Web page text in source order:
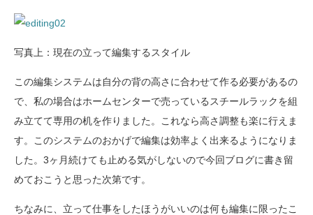
写真上：現在の立って編集するスタイル
この編集システムは自分の背の高さに合わせて作る必要があるの
で、私の場合はホームセンターで売っているスチールラックを組
み立てて専用の机を作りました。これなら高さ調整も楽に行えま
す。このシステムのおかげで編集は効率よく出来るようになりま
した。3ヶ月続けても止める気がしないので今回ブログに書き留
めておこうと思った次第です。
ちなみに、立って仕事をしたほうがいいのは何も編集に限ったこ